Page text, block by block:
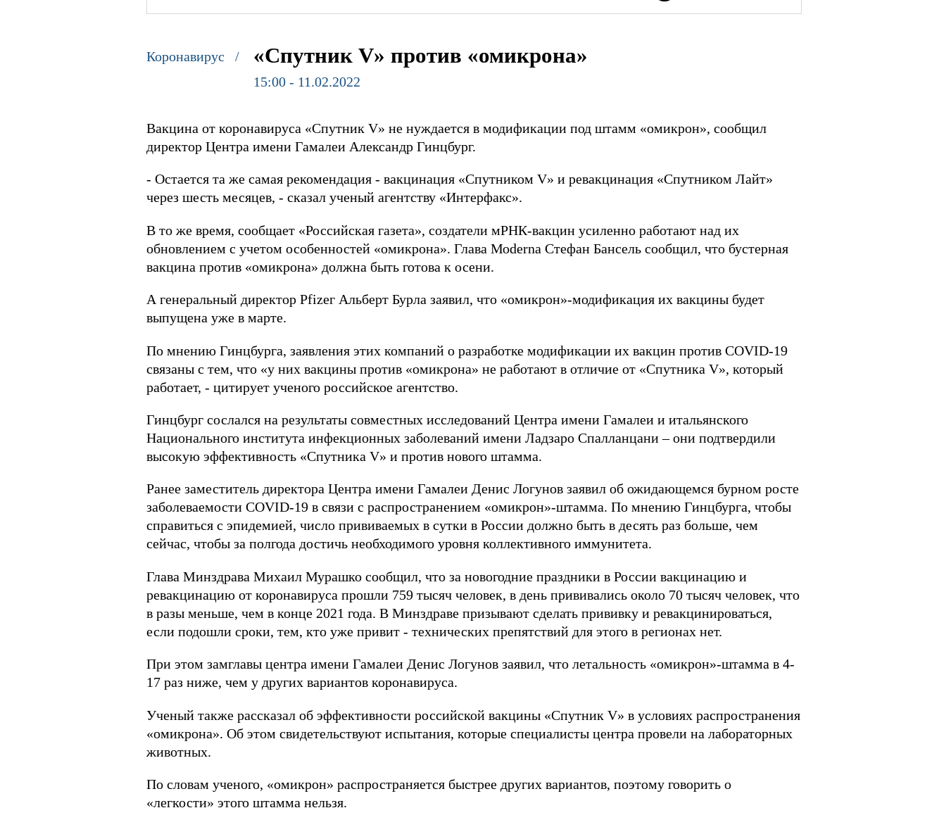
Коронавирус / «Спутник V» против «омикрона»
15:00 - 11.02.2022
Вакцина от коронавируса «Спутник V» не нуждается в модификации под штамм «омикрон», сообщил
директор Центра имени Гамалеи Александр Гинцбург.
- Остается та же самая рекомендация - вакцинация «Спутником V» и ревакцинация «Спутником Лайт»
через шесть месяцев, - сказал ученый агентству «Интерфакс».
В то же время, сообщает «Российская газета», создатели мРНК-вакцин усиленно работают над их
обновлением с учетом особенностей «омикрона». Глава Моdernа Стефан Бансель сообщил, что бустерная
вакцина против «омикрона» должна быть готова к осени.
А генеральный директор Рfizег Альберт Бурла заявил, что «омикрон»-модификация их вакцины будет
выпущена уже в марте.
По мнению Гинцбурга, заявления этих компаний о разработке модификации их вакцин против COVID-19
связаны с тем, что «у них вакцины против «омикрона» не работают в отличие от «Спутника V», который
работает, - цитирует ученого российское агентство.
Гинцбург сослался на результаты совместных исследований Центра имени Гамалеи и итальянского
Национального института инфекционных заболеваний имени Ладзаро Спалланцани – они подтвердили
высокую эффективность «Спутника V» и против нового штамма.
Ранее заместитель директора Центра имени Гамалеи Денис Логунов заявил об ожидающемся бурном росте
заболеваемости COVID-19 в связи с распространением «омикрон»-штамма. По мнению Гинцбурга, чтобы
справиться с эпидемией, число прививаемых в сутки в России должно быть в десять раз больше, чем
сейчас, чтобы за полгода достичь необходимого уровня коллективного иммунитета.
Глава Минздрава Михаил Мурашко сообщил, что за новогодние праздники в России вакцинацию и
ревакцинацию от коронавируса прошли 759 тысяч человек, в день прививались около 70 тысяч человек, что
в разы меньше, чем в конце 2021 года. В Минздраве призывают сделать прививку и ревакцинироваться,
если подошли сроки, тем, кто уже привит - технических препятствий для этого в регионах нет.
При этом замглавы центра имени Гамалеи Денис Логунов заявил, что летальность «омикрон»-штамма в 4-
17 раз ниже, чем у других вариантов коронавируса.
Ученый также рассказал об эффективности российской вакцины «Спутник V» в условиях распространения
«омикрона». Об этом свидетельствуют испытания, которые специалисты центра провели на лабораторных
животных.
По словам ученого, «омикрон» распространяется быстрее других вариантов, поэтому говорить о
«легкости» этого штамма нельзя.